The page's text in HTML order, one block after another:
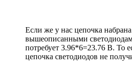
Если же у нас цепочка
вышеописанными
потребует 3.96*6=23.76 В. То
цепочка светодиодов не